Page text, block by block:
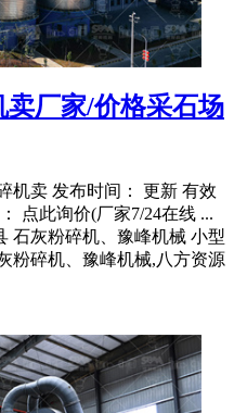
卖厂家/价格采石场
机卖 发布时间： 更新 有效
点此询价(厂家7/24在线 ...
石灰粉碎机、豫峰机械 小型
粉碎机、豫峰机械,八方资源